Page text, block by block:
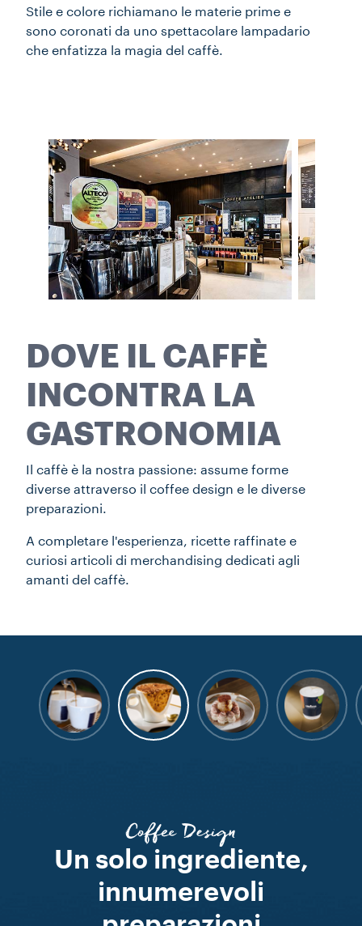
Stile e colore richiamano le materie prime e
sono coronati da uno spettacolare lampadario
che enfatizza la magia del caffè.
DOVE IL CAFFÈ
INCONTRA LA
GASTRONOMIA
Il caffè è la nostra passione: assume forme
diverse attraverso il coffee design e le diverse
preparazioni.
A completare l'esperienza, ricette raffinate e
curiosi articoli di merchandising dedicati agli
amanti del caffè.
Coffee Design
Un solo ingrediente,
innumerevoli